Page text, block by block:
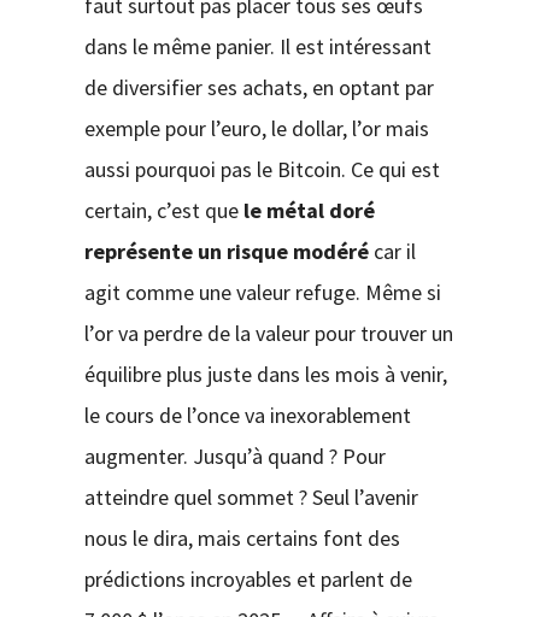
dans le même panier. Il est intéressant
de diversifier ses achats, en optant par
exemple pour l’euro, le dollar, l’or mais
aussi pourquoi pas le Bitcoin. Ce qui est
certain, c’est que le métal doré
représente un risque modérécar il
agit comme une valeur refuge. Même si
l’or va perdre de la valeur pour trouver un
équilibre plus juste dans les mois à venir,
le cours de l’once va inexorablement
augmenter. Jusqu’à quand ? Pour
atteindre quel sommet ? Seul l’avenir
nous le dira, mais certains font des
prédictions incroyables et parlent de